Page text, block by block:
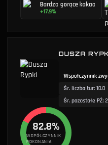
Bardzo gorące kakao
+17.9%
DUSZA
Współczynnik
Śr. liczba tur: 10.0
Śr. pozostałe PŻ:
82.8%
WSPÓŁCZYNNIK
POKONANIA